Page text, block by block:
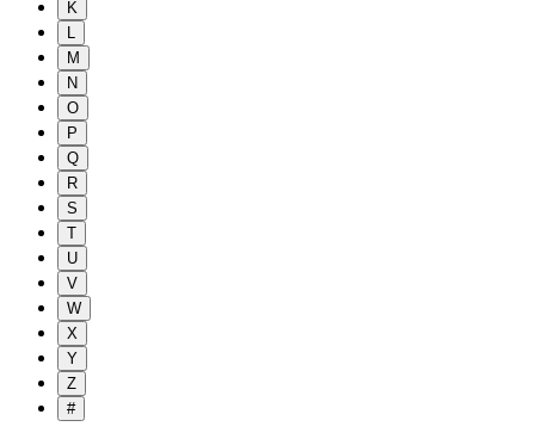
K
L
M
N
O
P
Q
R
S
T
U
V
W
X
Y
Z
#